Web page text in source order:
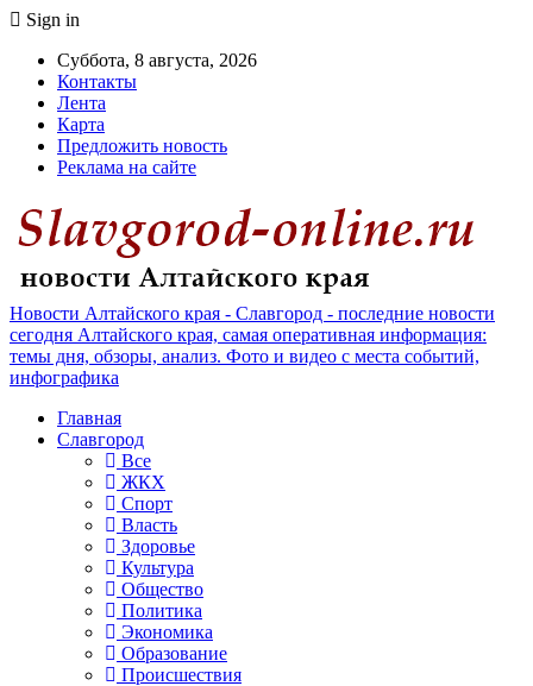
Sign in
Суббота, 8 августа, 2026
Контакты
Лента
Карта
Предложить новость
Реклама на сайте
Новости Алтайского края - Славгород - последние новости
сегодня Алтайского края, самая оперативная информация:
темы дня, обзоры, анализ. Фото и видео с места событий,
инфографика
Главная
Славгород
Все
ЖКХ
Спорт
Власть
Здоровье
Культура
Общество
Политика
Экономика
Образование
Происшествия